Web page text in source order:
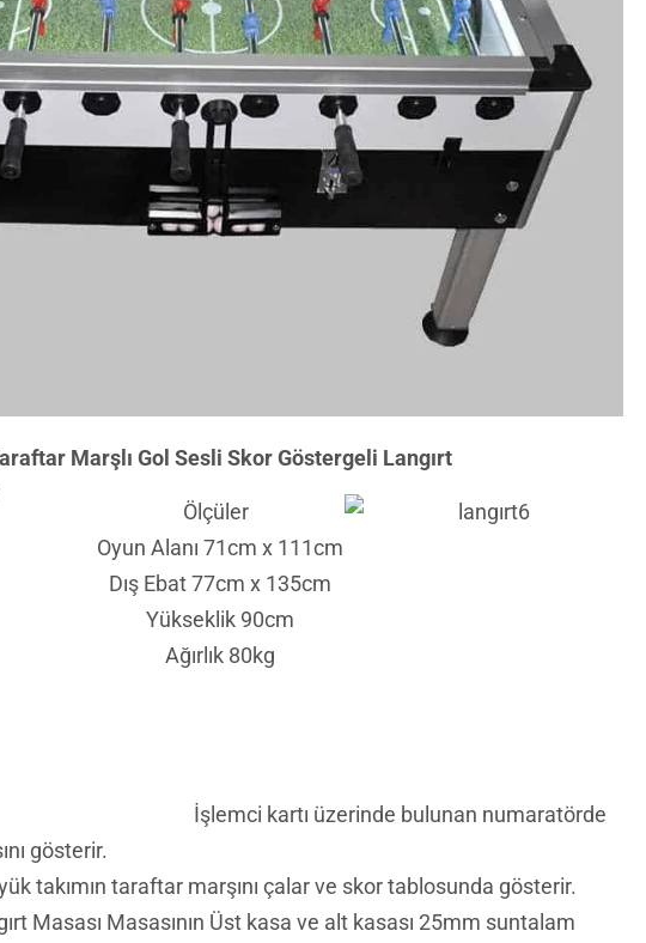
Marşlı Gol Sesli Skor Göstergeli Langırt
Ölçüler
Oyun Alanı 71cm x 111cm
Dış Ebat 77cm x 135cm
Yükseklik 90cm
Ağırlık 80kg
İşlemci kartı üzerinde bulunan numaratörde
gösterir.
takımın taraftar marşını çalar ve skor tablosunda gösterir.
Masası Masasının Üst kasa ve alt kasası 25mm suntalam